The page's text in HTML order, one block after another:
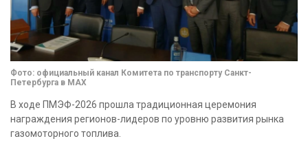
Фото: официальный канал Комитета по транспорту Санкт-
Петербурга в MAX
В ходе ПМЭФ-2026 прошла традиционная церемония
награждения регионов-лидеров по уровню развития рынка
газомоторного топлива.